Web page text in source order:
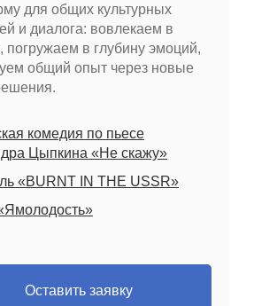
для общих культурных
и диалога: вовлекаем в
погружаем в глубину эмоций,
общий опыт через новые
Оставить заявку
комедия по пьесе
Цыпкина «Не скажу»
«BURNT IN THE USSR»